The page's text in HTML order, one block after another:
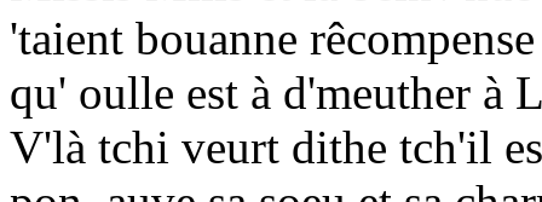
'taient bouanne
qu' oulle est à d'meuther à
V'là tchi veurt dithe tch'il